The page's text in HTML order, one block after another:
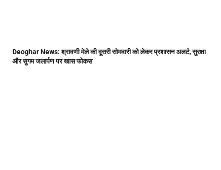
Deoghar News: श्रावणी मेले की दूसरी सोमवारी को लेकर प्रशासन अलर्ट, सुरक्षा
और सुगम जलार्पण पर खास फोकस